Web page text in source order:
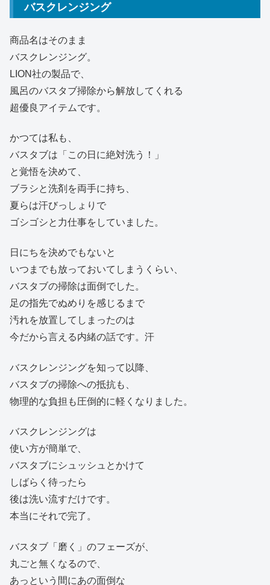
バスクレンジング
商品名はそのまま
バスクレンジング。
LION社の製品で、
風呂のバスタブ掃除から解放してくれる
超優良アイテムです。
かつては私も、
バスタブは「この日に絶対洗う！」
と覚悟を決めて、
ブラシと洗剤を両手に持ち、
夏らは汗びっしょりで
ゴシゴシと力仕事をしていました。
日にちを決めでもないと
いつまでも放っておいてしまうくらい、
バスタブの掃除は面倒でした。
足の指先でぬめりを感じるまで
汚れを放置してしまったのは
今だから言える内緒の話です。汗
バスクレンジングを知って以降、
バスタブの掃除への抵抗も、
物理的な負担も圧倒的に軽くなりました。
バスクレンジングは
使い方が簡単で、
バスタブにシュッシュとかけて
しばらく待ったら
後は洗い流すだけです。
本当にそれで完了。
バスタブ「磨く」のフェーズが、
丸ごと無くなるので、
あっという間にあの面倒な